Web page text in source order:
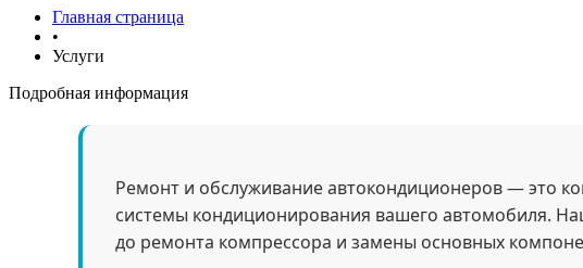
Главная страница
•
Услуги
Подробная информация
Ремонт и обслуживание автокондиционеров — это
системы кондиционирования вашего автомобиля.
до ремонта компрессора и замены основных